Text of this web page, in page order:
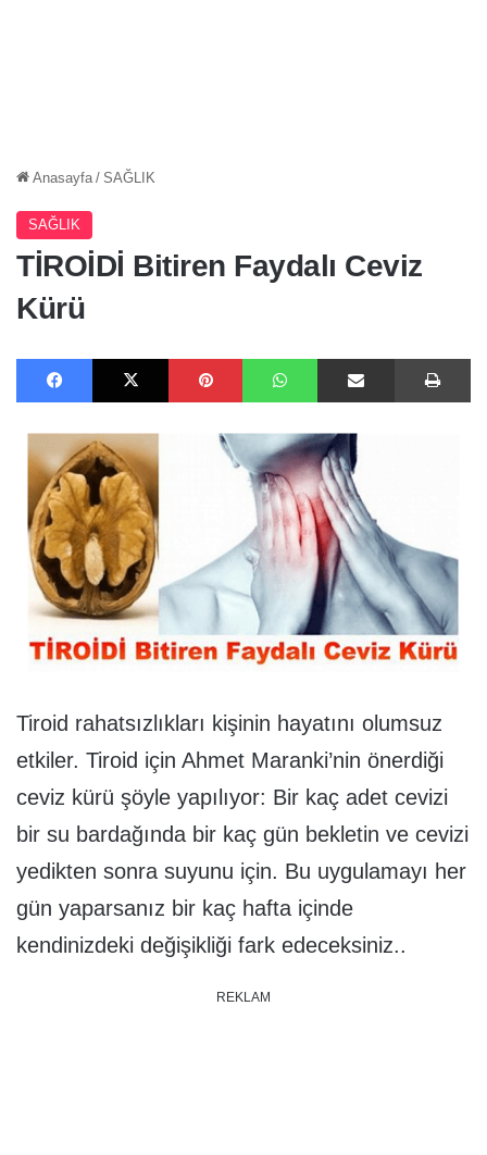
Anasayfa / SAĞLIK
SAĞLIK
TİROİDİ Bitiren Faydalı Ceviz
Kürü
Facebook X Pinterest WhatsApp E-Posta ile paylaş
Tiroid rahatsızlıkları kişinin hayatını olumsuz
etkiler. Tiroid için Ahmet Maranki’nin önerdiği
ceviz kürü şöyle yapılıyor: Bir kaç adet cevizi
bir su bardağında bir kaç gün bekletin ve cevizi
yedikten sonra suyunu için. Bu uygulamayı her
gün yaparsanız bir kaç hafta içinde
kendinizdeki değişikliği fark edeceksiniz..
REKLAM